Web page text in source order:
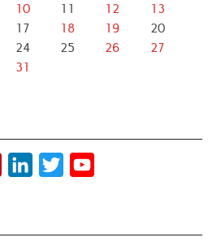
10 11 12
13
17 18 19
20
24 25 26
27
31
t
k
t
T